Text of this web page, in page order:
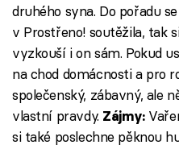
druhého syna. Do pořadu
v Prostřeno! soutěžila, tak
vyzkouší i on sám. Pokud
na chod domácnosti a pro
společenský, zábavný, ale
vlastní pravdy. Zájmy:
si také poslechne pěknou